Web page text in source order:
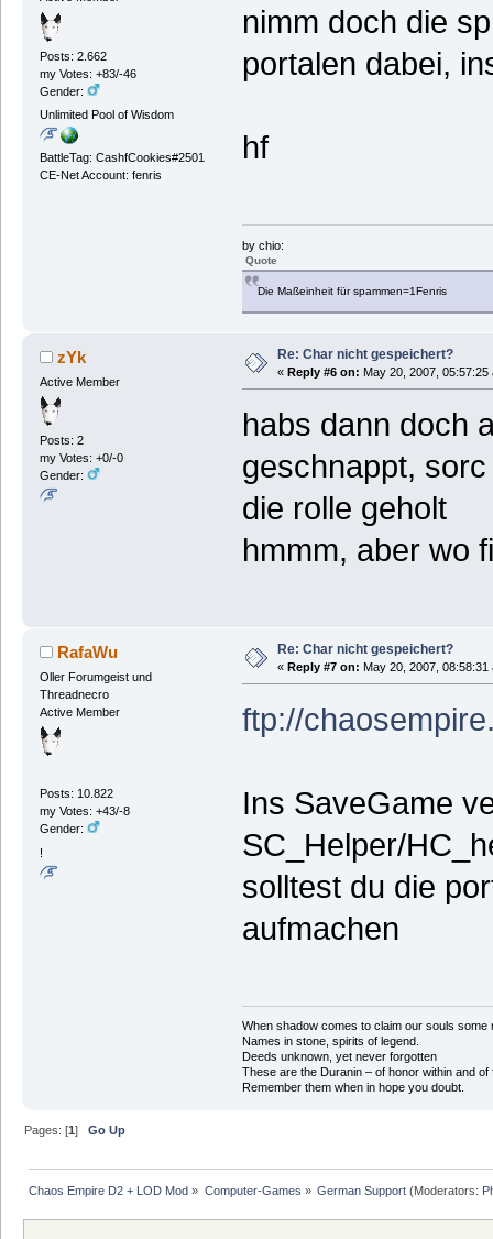
Posts: 2.662
my Votes: +83/-46
Gender:
Unlimited Pool of Wisdom
BattleTag: CashfCookies#2501
CE-Net Account: fenris
nimm doch die
portalen dabei,
hf
by chio:
Quote
Die Maßeinheit für spammen=1Fenris
zYk
Active Member
Posts: 2
my Votes: +0/-0
Gender:
Re: Char nicht gespeichert?
« Reply #6 on: May 20, 2007, 05:57:25
habs dann doch
geschnappt,
die rolle geholt
hmmm, aber wo
RafaWu
Oller Forumgeist und
Threadnecro
Active Member
Posts: 10.822
my Votes: +43/-8
Gender:
!
Re: Char nicht gespeichert?
« Reply #7 on: May 20, 2007, 08:58:31
ftp://
Ins SaveGame
SC_Helper/
solltest du die
aufmachen
When shadow comes to claim our souls some
Names in stone, spirits of legend.
Deeds unknown, yet never forgotten
These are the Duranin – of honor within and of
Remember them when in hope you doubt.
Pages: [1]Go Up
Chaos Empire D2 + LOD Mod » Computer-Games » German Support(Moderators: